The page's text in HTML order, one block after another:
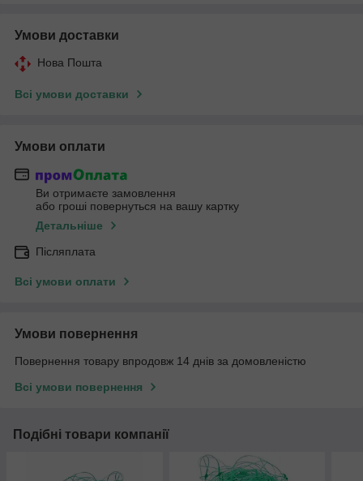
Умови доставки
Нова Пошта
Всі умови доставки
Умови оплати
Ви отримаєте замовлення
або гроші повернуться на вашу картку
Детальніше
Післяплата
Всі умови оплати
Умови повернення
Повернення товару впродовж 14 днів за домовленістю
Всі умови повернення
Подібні товари компанії